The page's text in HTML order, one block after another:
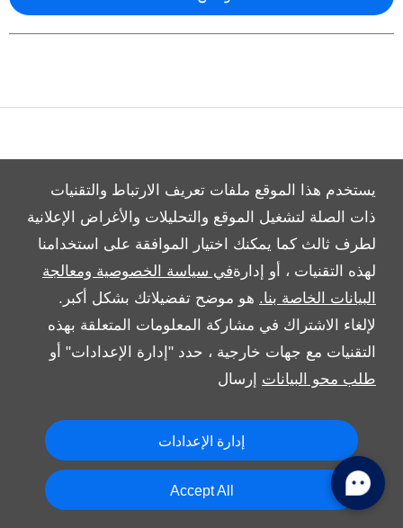
يستخدم هذا الموقع ملفات تعريف الارتباط والتقنيات
ذات الصلة لتشغيل الموقع والتحليلات والأغراض الإعلانية
لطرف ثالث كما يمكنك اختيار الموافقة على استخدامنا
لهذه التقنيات ، أو إدارةفي سياسة الخصوصية ومعالجة
البيانات الخاصة بنا. هو موضح تفضيلاتك بشكل أكبر.
لإلغاء الاشتراك في مشاركة المعلومات المتعلقة بهذه
التقنيات مع جهات خارجية ، حدد "إدارة الإعدادات" أو
طلب محو البيانات إرسال
إدارة الإعدادات
Accept All
All Rights Reserved
Follow بريمير موتورز